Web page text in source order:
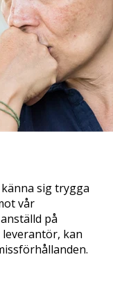
sig trygga
vår
på
kan